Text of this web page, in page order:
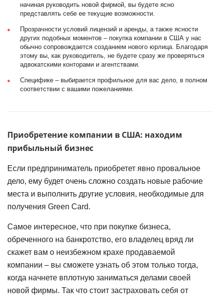
начиная руководить новой фирмой, вы будете ясно
представлять себе ее текущие возможности.
Прозрачности условий лицензий и аренды, а также ясности
других подобных моментов – покупка компании в США у нас
обычно сопровождается созданием нового юрлица. Благодаря
этому вы, как руководитель, не будете сразу же проверяться
адвокатскими конторами и агентствами.
Специфике – выбирается профильное для вас дело, в полном
соответствии с вашими пожеланиями.
Приобретение компании в США: находим
прибыльный бизнес
Если предприниматель приобретет явно провальное
дело, ему будет очень сложно создать новые рабочие
места и выполнить другие условия, необходимые для
получения Green Card.
Самое интересное, что при покупке бизнеса,
обреченного на банкротство, его владелец вряд ли
скажет вам о неизбежном крахе продаваемой
компании – вы сможете узнать об этом только тогда,
когда начнете вплотную заниматься делами своей
новой фирмы. Так что стоит застраховать себя от